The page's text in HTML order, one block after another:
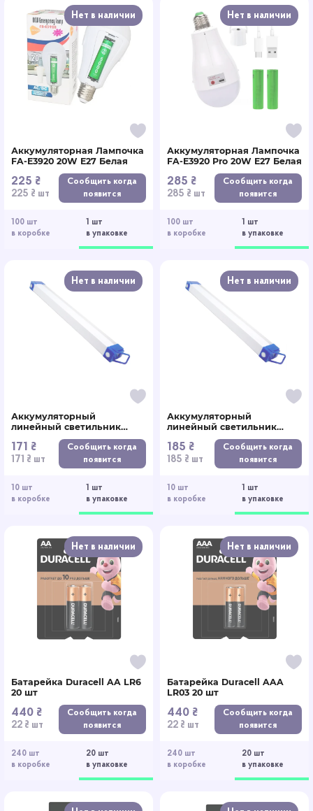
Нет в наличии
100 шт
в коробке
1 шт
в упаковке
Аккумуляторная Лампочка
FA-E3920 20W E27 Белая
225 ₴
225 ₴ шт
Сообщить когда
появится
Нет в наличии
100 шт
в коробке
1 шт
в упаковке
Аккумуляторная Лампочка
FA-E3920 Pro 20W E27 Белая
285 ₴
285 ₴ шт
Сообщить когда
появится
Нет в наличии
10 шт
в коробке
1 шт
в упаковке
Аккумуляторный
линейный светильник
Luxury T550 60W 52 см
171 ₴
171 ₴ шт
Сообщить когда
появится
Нет в наличии
10 шт
в коробке
1 шт
в упаковке
Аккумуляторный
линейный светильник
Luxury T720 60W 72 см
185 ₴
185 ₴ шт
Сообщить когда
появится
Нет в наличии
240 шт
в коробке
20 шт
в упаковке
Батарейка Duracell AA LR6
20 шт
440 ₴
22 ₴ шт
Сообщить когда
появится
Нет в наличии
240 шт
в коробке
20 шт
в упаковке
Батарейка Duracell AAA
LR03 20 шт
440 ₴
22 ₴ шт
Сообщить когда
появится